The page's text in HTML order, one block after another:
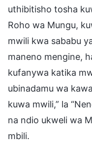
uthibitisho tosha
Roho wa Mungu,
mwili kwa sababu
maneno mengine,
kufanywa katika
ubinadamu wa
kuwa mwili,” la
na ndio ukweli wa
mbili.